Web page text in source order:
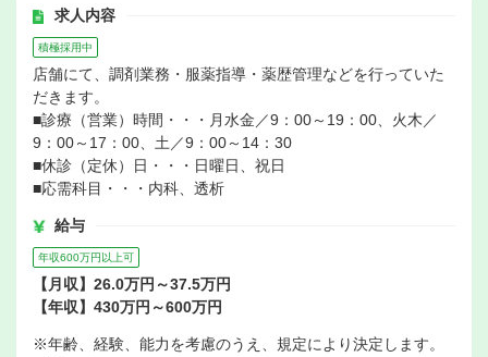
求人内容
積極採用中
店舗にて、調剤業務・服薬指導・薬歴管理などを行っていた
だきます。
■診療（営業）時間・・・月水金／9：00～19：00、火木／
9：00～17：00、土／9：00～14：30
■休診（定休）日・・・日曜日、祝日
■応需科目・・・内科、透析
給与
年収600万円以上可
【月収】26.0万円～37.5万円
【年収】430万円～600万円
※年齢、経験、能力を考慮のうえ、規定により決定します。